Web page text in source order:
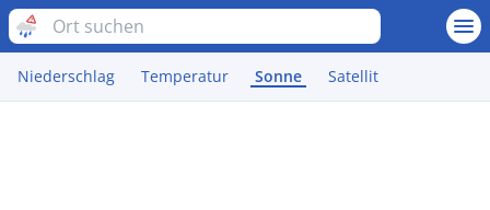
Niederschlag Temperatur Sonne Satellit